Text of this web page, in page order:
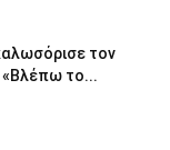
τον
το...